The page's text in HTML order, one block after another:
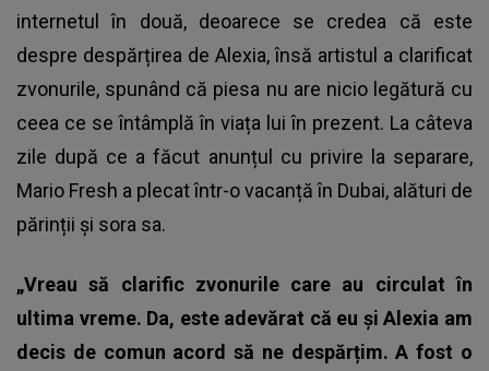
internetul în două, deoarece se credea că este
despre despărțirea de Alexia, însă artistul a clarificat
zvonurile, spunând că piesa nu are nicio legătură cu
ceea ce se întâmplă în viața lui în prezent. La câteva
zile după ce a făcut anunțul cu privire la separare,
Mario Fresh a plecat într-o vacanță în Dubai, alături de
părinții și sora sa.
„Vreau să clarific zvonurile care au circulat în
ultima vreme. Da, este adevărat că eu și Alexia am
decis de comun acord să ne despărțim. A fost o